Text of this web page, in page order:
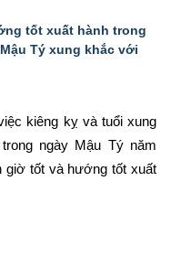
tốt xuất hành trong
Tý xung khắc với
kiêng kỵ và tuổi xung
ngày Mậu Tý năm
giờ tốt và hướng tốt xuất